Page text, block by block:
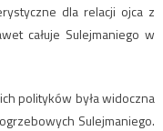
dla relacji ojca z
całuje Sulejmaniego w
polityków była widoczna
Sulejmaniego.